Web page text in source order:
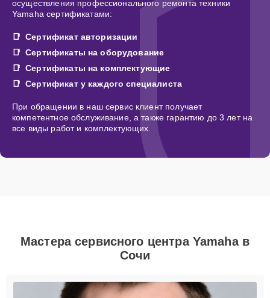
осуществления профессионального ремонта техники
Yamaha сертификатами:
Сертификат авторизации
Сертификаты на оборудование
Сертификаты на комплектующие
Сертификат у каждого специалиста
При обращении в наш сервис клиент получает
компетентное обслуживание, а также гарантию до 3 лет на
все виды работ и комплектующих.
Мастера сервисного центра Yamaha в
Сочи